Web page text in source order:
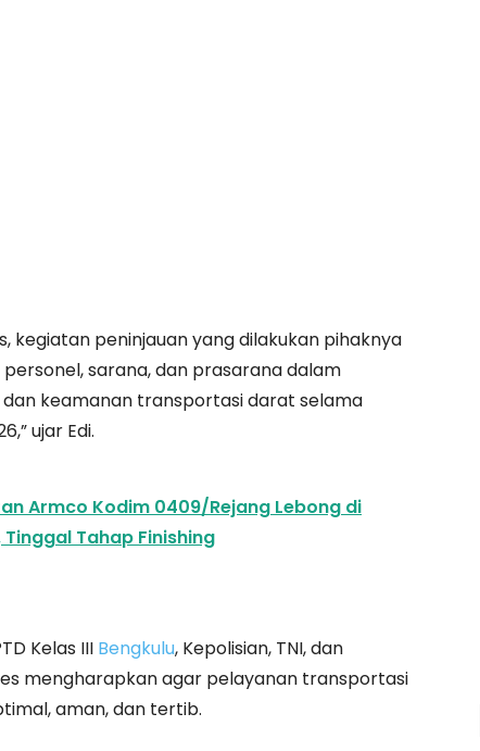
kegiatan peninjauan yang dilakukan pihaknya
sarana, dan prasarana dalam
keamanan transportasi darat selama
ujar Edi.
Armco Kodim 0409/Rejang Lebong di
Tahap Finishing
Kelas III Bengkulu, Kepolisian, TNI, dan
mengharapkan agar pelayanan transportasi
aman, dan tertib.